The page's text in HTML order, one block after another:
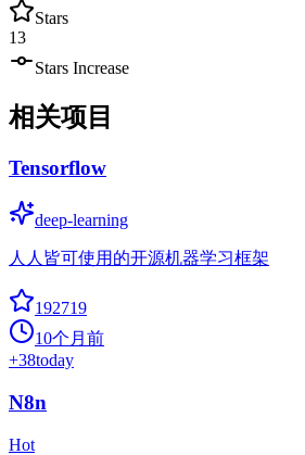
Stars
13
Stars Increase
相关项目
Tensorflow
deep-learning
人人皆可使用的开源机器学习框架
192719
10个月前
+38today
N8n
Hot